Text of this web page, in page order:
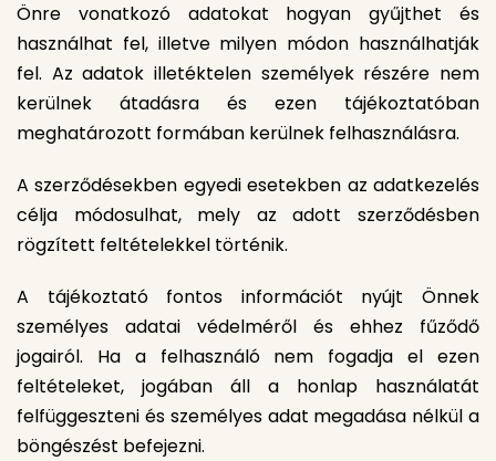
Önre vonatkozó adatokat hogyan gyűjthet és
használhat fel, illetve milyen módon használhatják
fel. Az adatok illetéktelen személyek részére nem
kerülnek átadásra és ezen tájékoztatóban
meghatározott formában kerülnek felhasználásra.
A szerződésekben egyedi esetekben az adatkezelés
célja módosulhat, mely az adott szerződésben
rögzített feltételekkel történik.
A tájékoztató fontos információt nyújt Önnek
személyes adatai védelméről és ehhez fűződő
jogairól. Ha a felhasználó nem fogadja el ezen
feltételeket, jogában áll a honlap használatát
felfüggeszteni és személyes adat megadása nélkül a
böngészést befejezni.